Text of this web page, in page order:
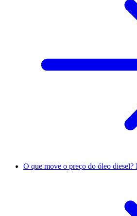
O que move o preço do óleo